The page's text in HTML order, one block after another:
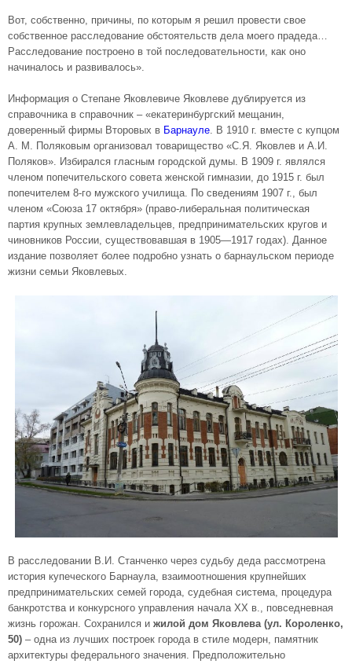
Вот, собственно, причины, по которым я решил провести свое
собственное расследование обстоятельств дела моего прадеда…
Расследование построено в той последовательности, как оно
начиналось и развивалось».
Информация о Степане Яковлевиче Яковлеве дублируется из
справочника в справочник – «екатеринбургский мещанин,
доверенный фирмы Второвых в Барнауле. В 1910 г. вместе с купцом
А. М. Поляковым организовал товарищество «С.Я. Яковлев и А.И.
Поляков». Избирался гласным городской думы. В 1909 г. являлся
членом попечительского совета женской гимназии, до 1915 г. был
попечителем 8-го мужского училища. По сведениям 1907 г., был
членом «Союза 17 октября» (право-либеральная политическая
партия крупных землевладельцев, предпринимательских кругов и
чиновников России, существовавшая в 1905—1917 годах). Данное
издание позволяет более подробно узнать о барнаульском периоде
жизни семьи Яковлевых.
В расследовании В.И. Станченко через судьбу деда рассмотрена
история купеческого Барнаула, взаимоотношения крупнейших
предпринимательских семей города, судебная система, процедура
банкротства и конкурсного управления начала XX в., повседневная
жизнь горожан. Сохранился и жилой дом Яковлева (ул. Короленко,
50) – одна из лучших построек города в стиле модерн, памятник
архитектуры федерального значения. Предположительно